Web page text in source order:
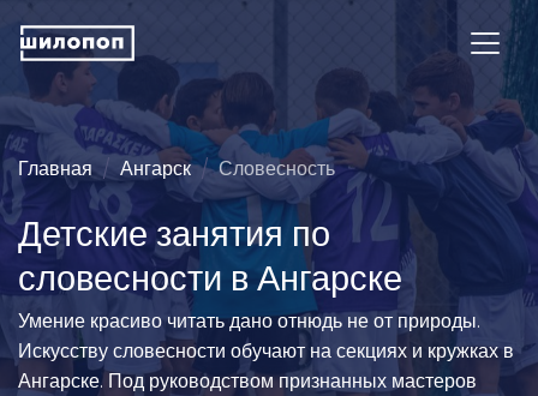
Главная Ангарск Словесность
Детские занятия по
словесности в Ангарске
Умение красиво читать дано отнюдь не от природы.
Искусству словесности обучают на секциях и кружках в
Ангарске. Под руководством признанных мастеров